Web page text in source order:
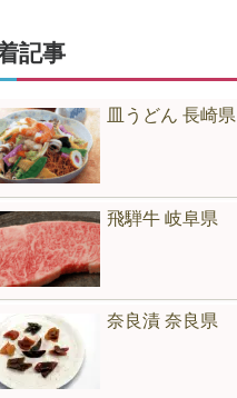
記事
皿うどん 長崎県
飛騨牛 岐阜県
奈良漬 奈良県